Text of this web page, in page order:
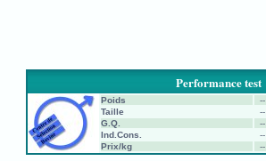
Performance test
Poids
--
Taille
--
G.Q.
--
Ind.Cons.
--
Prix/kg
--